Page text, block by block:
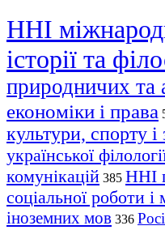
ННІ
історії та
природничих та
економіки і права
культури, спорту і
української
комунікацій 385 ННІ
соціальної роботи і
іноземних мов 336